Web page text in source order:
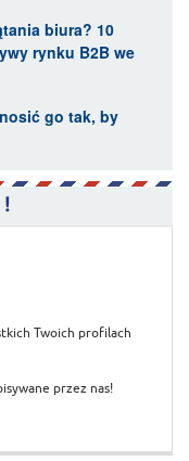
biura? 10
rynku B2B we
go tak, by
!
Twoich profilach
przez nas!